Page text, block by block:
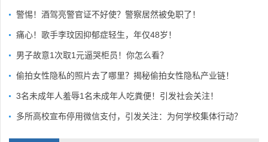
警惕！酒驾亮警官证不好使？警察居然被免职了！
痛心！歌手李玟因抑郁症轻生，年仅48岁！
男子故意1次取1元逼哭柜员！你怎么看？
偷拍女性隐私的照片去了哪里？揭秘偷拍女性隐私产业链！
3名未成年人羞辱1名未成年人吃粪便！引发社会关注！
多所高校宣布停用微信支付，引发关注：为何学校集体行动？